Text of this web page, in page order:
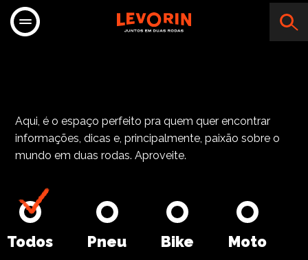
Aqui, é o espaço perfeito pra quem quer encontrar
informações, dicas e, principalmente, paixão sobre o
mundo em duas rodas. Aproveite.
Todos Pneu Bike Moto